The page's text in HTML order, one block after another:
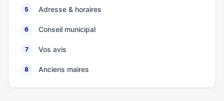
5 Adresse & horaires
6 Conseil municipal
7 Vos avis
8 Anciens maires